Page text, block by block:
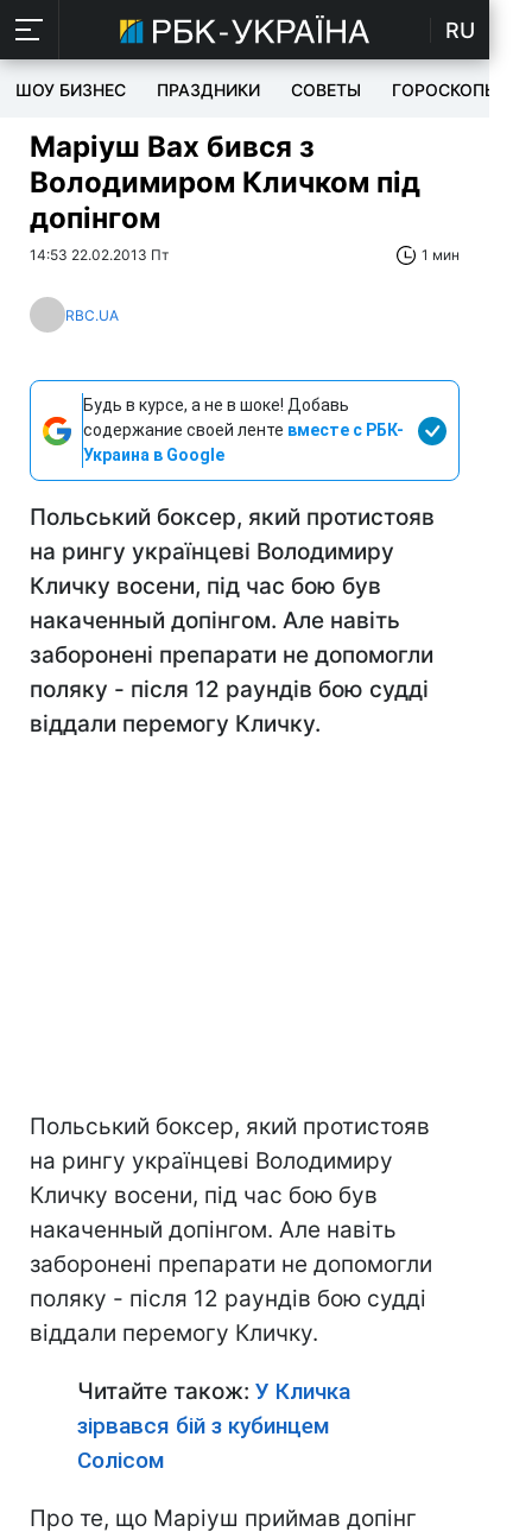
RU
ШОУ БИЗНЕС ПРАЗДНИКИ СОВЕТЫ ГОРОСКОПЫ
Маріуш Вах бився з
Володимиром Кличком під
допінгом
14:53 22.02.2013 Пт 1 мин
RBC.UA
Будь в курсе, а не в шоке! Добавь
содержание своей ленте вместе с РБК-
Украина в Google
Польський боксер, який протистояв
на рингу українцеві Володимиру
Кличку восени, під час бою був
накаченный допінгом. Але навіть
заборонені препарати не допомогли
поляку - після 12 раундів бою судді
віддали перемогу Кличку.
Польський боксер, який протистояв
на рингу українцеві Володимиру
Кличку восени, під час бою був
накаченный допінгом. Але навіть
заборонені препарати не допомогли
поляку - після 12 раундів бою судді
віддали перемогу Кличку.
Читайте також: У Кличка
зірвався бій з кубинцем
Солісом
Про те, що Маріуш приймав допінг